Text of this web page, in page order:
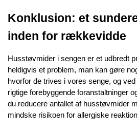
Konklusion: et
inden for rækkevidde
Husstøvmider i sengen er et udbredt
heldigvis et problem, man kan gøre
hvorfor de trives i vores senge, og
rigtige forebyggende foranstaltninger
du reducere antallet af husstøvmider
mindske risikoen for allergiske